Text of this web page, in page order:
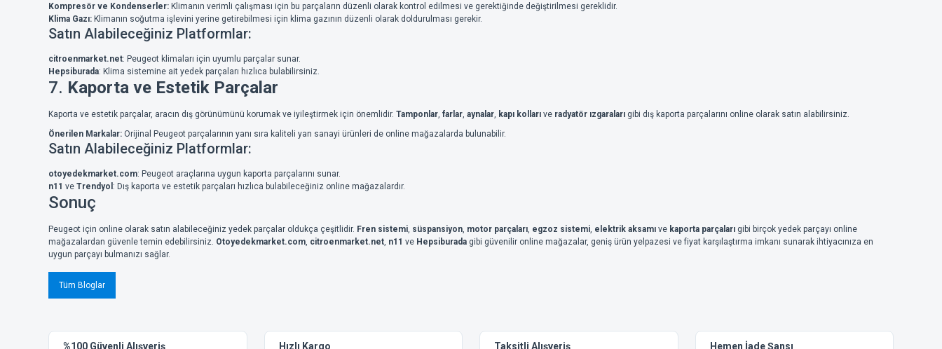
Kompresör ve Kondenserler: Klimanın verimli çalışması için bu parçaların düzenli olarak kontrol edilmesi ve gerektiğinde değiştirilmesi gereklidir.
Klima Gazı: Klimanın soğutma işlevini yerine getirebilmesi için klima gazının düzenli olarak doldurulması gerekir.
Satın Alabileceğiniz Platformlar:
citroenmarket.net: Peugeot klimaları için uyumlu parçalar sunar.
Hepsiburada: Klima sistemine ait yedek parçaları hızlıca bulabilirsiniz.
7. Kaporta ve Estetik Parçalar
Kaporta ve estetik parçalar, aracın dış görünümünü korumak ve iyileştirmek için önemlidir. Tamponlar, farlar, aynalar, kapı kolları ve radyatör ızgaraları gibi dış kaporta parçalarını online olarak satın alabilirsiniz.
Önerilen Markalar: Orijinal Peugeot parçalarının yanı sıra kaliteli yan sanayi ürünleri de online mağazalarda bulunabilir.
Satın Alabileceğiniz Platformlar:
otoyedekmarket.com: Peugeot araçlarına uygun kaporta parçalarını sunar.
n11 ve Trendyol : Dış kaporta ve estetik parçaları hızlıca bulabileceğiniz online mağazalardır.
Sonuç
Peugeot için online olarak satın alabileceğiniz yedek parçalar oldukça çeşitlidir. Fren sistemi, süspansiyon, motor parçaları, egzoz sistemi, elektrik aksamı ve kaporta parçaları gibi birçok yedek parçayı online
mağazalardan güvenle temin edebilirsiniz. Otoyedekmarket.com, citroenmarket.net, n11 ve Hepsiburada gibi güvenilir online mağazalar, geniş ürün yelpazesi ve fiyat karşılaştırma imkanı sunarak ihtiyacınıza en
uygun parçayı bulmanızı sağlar.
Tüm Bloglar
%100 Güvenli Alışveriş Hızlı Kargo Taksitli Alışveriş Hemen İade Şansı